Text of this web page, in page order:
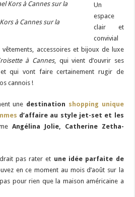
à Cannes sur la
Un
espace
clair et
convivial
accessoires et bijoux de luxe
à Cannes, qui vient d’ouvrir ses
qui vont faire certainement rugir de
cannois !
une destination shopping unique
d’affaire au style jet-set et les
Angélina Jolie, Catherine Zetha-
pas rater et une idée parfaite de
en ce moment au mois d’août sur la
pas pour rien que la maison américaine a